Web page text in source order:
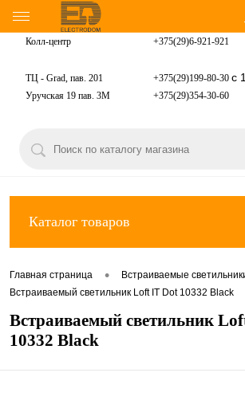
Колл-центр +375(29)6-921-921
ТЦ - Grad, пав. 201 +375(29)199-80-30 с
Уручская 19 пав. 3М +375(29)354-30-60
Каталог товаров
Главная страница • Встраиваемые
Встраиваемый светильник Loft IT Dot 10332 Black
Встраиваемый светильник
10332 Black